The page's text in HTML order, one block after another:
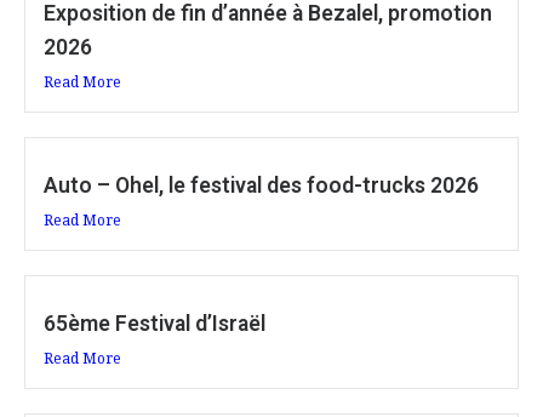
Exposition de fin d’année à Bezalel, promotion
2026
Read More
Auto – Ohel, le festival des food-trucks 2026
Read More
65ème Festival d’Israël
Read More